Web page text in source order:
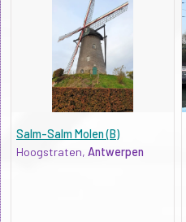
Salm-Salm Molen (B)
Hoogstraten, Antwerpen